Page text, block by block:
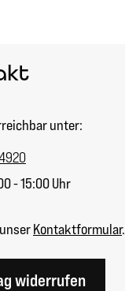
unter:
- 15:00 Uhr
Kontaktformular.
widerrufen